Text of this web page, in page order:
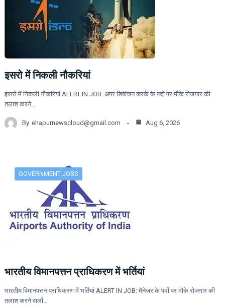
इसरो में निकली नौकरियां
इसरो में निकली नौकरियां ALERT IN JOB: अपर डिवीजन क्लर्क के पदों पर मौके रोजगार की
तलाश करने…
By ehapurnewscloud@gmail.com Aug 6, 2026
GOVERNMENT JOBS
भारतीय विमानपत्तन प्राधिकरण में भर्तियां
भारतीय विमानपत्तन प्राधिकरण में भर्तियां ALERT IN JOB: मैनेजर के पदों पर मौके रोजगार की
तलाश करने वालों…